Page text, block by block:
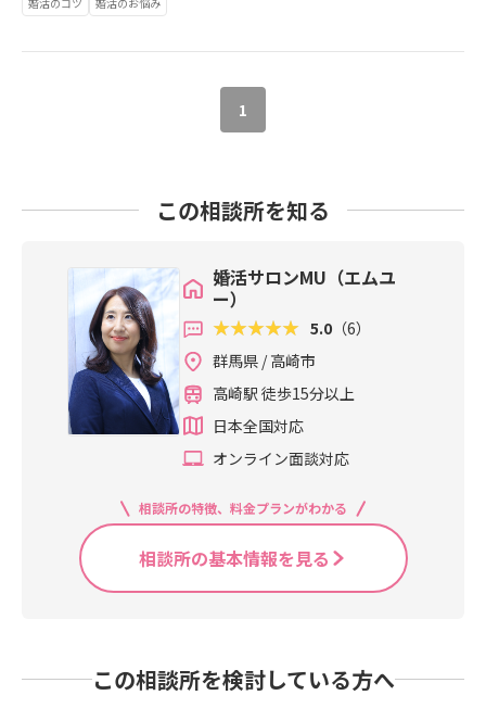
関係を築くための前向きなヒント」
に伝えることで、本音で付き合える
日は家でゆっくり？それとも外出し
のくらい楽しみたい？家事や仕事の
バランスはどうしたい？子どもがで
きたら、どんな家庭を築いていきた
い？具体的に結婚生活をイメージし
ながら話すことで、お互いの価値観
の一致や「ここは話し合いが必要だ
きます。ただデートを重ねるだけで
は見えてこないお互いの内面も、
明確になっていきます。「どんなタ
イミングで切り出せばいいか分から
ない…」「聞きたいけれど、どうし
ても聞く勇気が出ない…」そんな時
に合わせて、結婚につながるコミュ
ニケーションを丁寧にアドバイス・
す。大切なのは焦ることではなく“気
づいた今、どう動くか”。以前パーテ
ィーに参加された方で「はじめてで
いました。その方は、パーティーで
す。婚活パーティーは“特別な人が行
く場所”ではありません。実際に参加
される方の多くが「初めてで不安で
した」とおっしゃいます。だからこ
そ、少しだけ安心していただきたい
ポイントを・無理に盛り上げようと
しなくて大丈夫・笑顔で相手の話を
聞くだけでも印象は良くなります・
「楽しかったです」と最後に伝える
だけでご縁はつながりやすくなりま
す今回のパーティーはわくわくでき
る素敵な空間と美味しいお食事の中
で自然体のまま会話を楽しめるのが
特徴です🌿「ちょっと気になる」そ
える時間にするか。その違いは、ほ
感があると、「この人は違うかも」
と思いやすいですよね。でも、違和
感がゼロの相手はいません。育った
とえば以前、ある女性会員様が初回
いました。そこで終わらせるのでは
なく、・何が引っかかったのか・何
がまだ分かっていないのか・もう一
度会ったら見えるものはあるかを整
理してみたんです。すると、違和感
だと思っていたものが、ただ「まだ
知らない部分」だったと気づけまし
た。ここで関係が進む方はとても多
いです。結婚に向いている人は、条
件で相手を見るのが上手い人ではあ
りません。・ズレを調整する・気持
ちを言葉にする・分からないまま少
し進んでみるこの力を持っている人
です。婚活で大切なのは、完璧な人
身につくのでしょうか。今日からで
いないよ」「結婚したいというまっ
はつながっていくよ」という言葉で
す。私自身も婚活を経験してきたか
な」「頑張っても選ばれなかったら
誰かの理想に合わせようとするより
も、ありのままの自分でいられるご
縁こそが大切だと気づいてから、気
持ちがとても楽になったんです。だ
からこそ、無理に自分を変えようと
しなくても大丈夫。ネガティブな部
分がある自分も、まずはそのまま認
めてあげることから始めてほしいと
それでも一歩踏み出して相談に来て
くださったこと。それは本当に、本
当に大きな勇気です。私はいつも、
その行動力を心から褒めています。
最初は緊張していた表情が、少しず
す。今まで誰にも言えなかった気持
ちを、自分の言葉で話してみること
1
この相談所を知る
婚活サロンMU（エムユ
ー）
5.0 （6）
群馬県 / 高崎市
高崎駅 徒歩15分以上
日本全国対応
オンライン面談対応
相談所の特徴、料金プランがわかる
相談所の基本情報を見る
この相談所を検討している方へ